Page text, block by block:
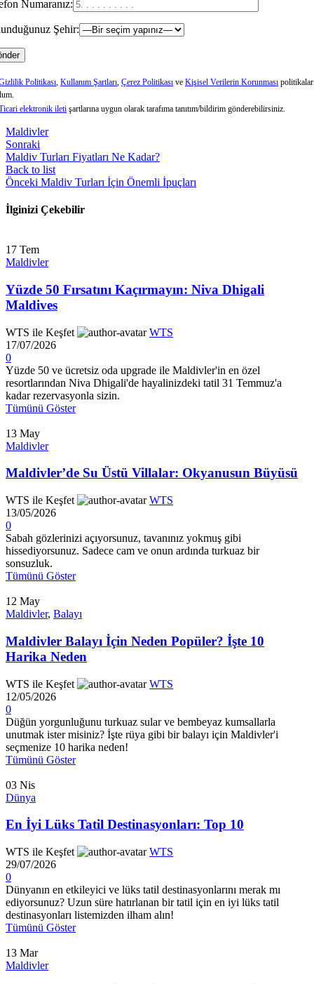
Numaranız:
Şehir:
Politikası Kullanım Şartları Çerez Politikası ve Kişisel Verilerin Korunması
elektronik ileti şartlarına uygun olarak tarafıma tanıtım/bildirim gönderebilirsiniz.
Maldivler
Sonraki
Maldiv Turları Fiyatları Ne Kadar?
Back to list
Önceki Maldiv Turları İçin Önemli İpuçları
İlginizi Çekebilir
17 Tem
Maldivler
Yüzde 50 Fırsatını Kaçırmayın: Niva Dhigali
Maldives
WTS ile Keşfet
WTS
17/07/2026
0
Yüzde 50 ve ücretsiz oda upgrade ile Maldivler'in en özel
resortlarından Niva Dhigali'de hayalinizdeki tatil 31 Temmuz'a
kadar rezervasyonla sizin.
Tümünü Göster
13 May
Maldivler
Maldivler’de Su Üstü Villalar: Okyanusun Büyüsü
WTS ile Keşfet
WTS
13/05/2026
0
Sabah gözlerinizi açıyorsunuz, tavanınız yokmuş gibi
hissediyorsunuz. Sadece cam ve onun ardında turkuaz bir
sonsuzluk.
Tümünü Göster
12 May
Maldivler, Balayı
Maldivler Balayı İçin Neden Popüler? İşte 10
Harika Neden
WTS ile Keşfet
WTS
12/05/2026
0
Düğün yorgunluğunu turkuaz sular ve bembeyaz kumsallarla
unutmak ister misiniz? İşte rüya gibi bir balayı için Maldivler'i
seçmenize 10 harika neden!
Tümünü Göster
03 Nis
Dünya
En İyi Lüks Tatil Destinasyonları: Top 10
WTS ile Keşfet
WTS
29/07/2026
0
Dünyanın en etkileyici ve lüks tatil destinasyonlarını merak mı
ediyorsunuz? Uzun süre hatırlanan bir tatil için en iyi lüks tatil
destinasyonları listemizden ilham alın!
Tümünü Göster
13 Mar
Maldivler